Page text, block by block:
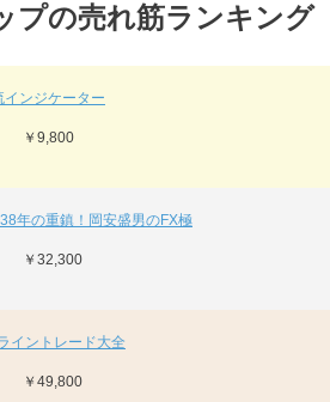
プの売れ筋ランキング
インジケーター
￥9,800
年の重鎮！岡安盛男のFX極
￥32,300
イントレード大全
￥49,800